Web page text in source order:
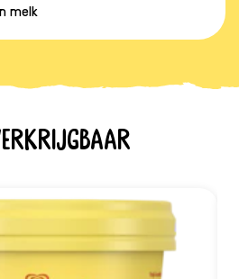
melk